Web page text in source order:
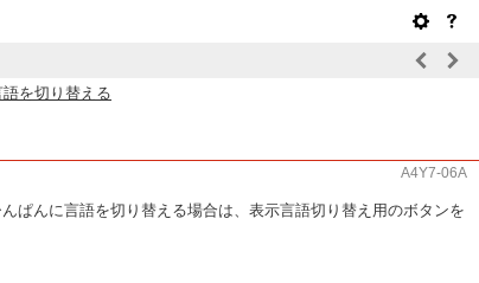
を切り替える
A4Y7-06A
ぱんに言語を切り替える場合は、表示言語切り替え用のボタンを